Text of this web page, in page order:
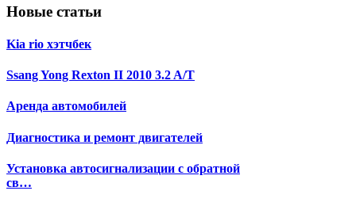
Новые статьи
Kia rio хэтчбек
Ssang Yong Rexton II 2010 3.2 A/T
Аренда автомобилей
Диагностика и ремонт двигателей
Установка автосигнализации с обратной
св…